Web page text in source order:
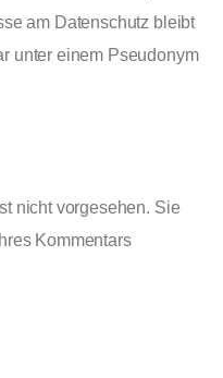
am Datenschutz bleibt
unter einem Pseudonym
nicht vorgesehen. Sie
Kommentars